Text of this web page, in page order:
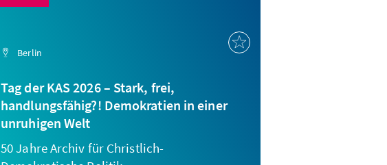
Berlin
Tag der KAS 2026 – Stark, frei,
handlungsfähig?! Demokratien in einer
unruhigen Welt
50 Jahre Archiv für Christlich-